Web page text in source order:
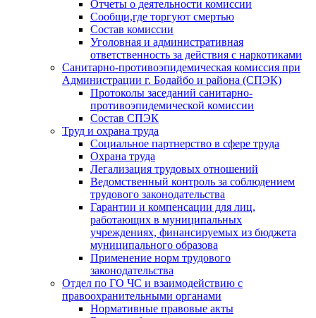
Отчеты о деятельности комиссии
Сообщи,где торгуют смертью
Состав комиссии
Уголовная и административная
ответственность за действия с наркотиками
Санитарно-противоэпидемическая комиссия при
Администрации г. Бодайбо и района (СПЭК)
Протоколы заседаний санитарно-
противоэпидемической комиссии
Состав СПЭК
Труд и охрана труда
Социальное партнерство в сфере труда
Охрана труда
Легализация трудовых отношений
Ведомственный контроль за соблюдением
трудового законодательства
Гарантии и компенсации для лиц,
работающих в муниципальных
учреждениях, финансируемых из бюджета
муниципального образова
Применение норм трудового
законодательства
Отдел по ГО ЧС и взаимодействию с
правоохранительными органами
Нормативные правовые акты